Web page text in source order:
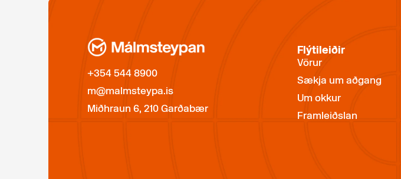
+354 544 8900
m@malmsteypa.is
Miðhraun 6, 210 Garðabær
Flýtileiðir
Vörur
Sækja um aðgang
Um okkur
Framleiðslan